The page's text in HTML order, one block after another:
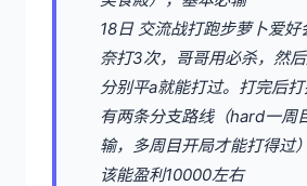
18日 交流战打跑步萝卜爱好
奈打3次，哥哥用必杀，然
分别平a就能打过。打完后
有两条分支路线（hard一周
输，多周目开局才能打得过
该能盈利10000左右